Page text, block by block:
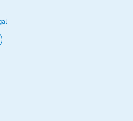
vimeo